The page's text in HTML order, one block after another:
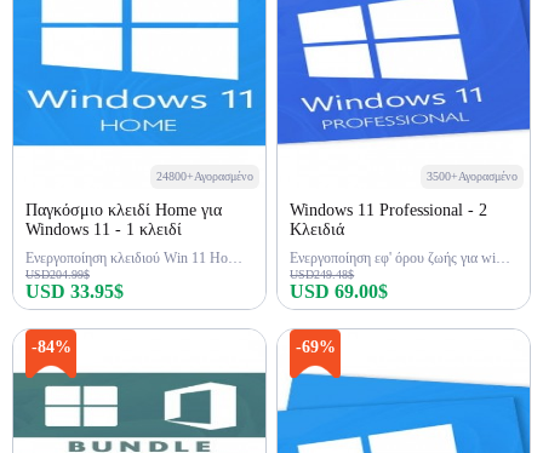
24800+Αγορασμένο
Παγκόσμιο κλειδί Home για
Windows 11 - 1 κλειδί
Ενεργοποίηση κλειδιού Win 11 Home εφ' όρου ζωής
USD204.99$
USD 33.95$
3500+Αγορασμένο
Windows 11 Professional - 2
Κλειδιά
Ενεργοποίηση εφ' όρου ζωής για win 11 pro 2key
USD249.48$
USD 69.00$
-84% -69%